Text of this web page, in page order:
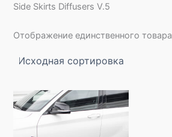
Side Skirts Diffusers V.5
Отображение единственного товара